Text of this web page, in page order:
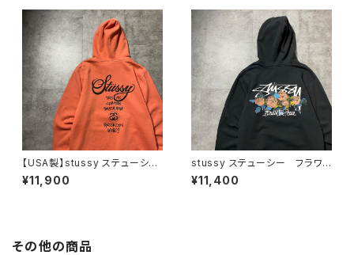
【USA製】stussy ステューシ
ー ワールドツアー バックプリ
ント オレンジ スウェット パ
¥11,900
stussy ステューシー フラワ
ーグラフィック バックプリン
ト ブラック 黒 スウェット
¥11,400
その他の商品